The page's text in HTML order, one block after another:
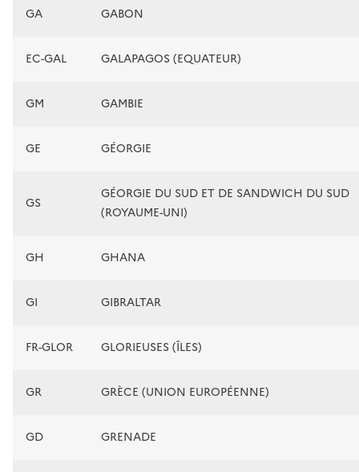
GA GABON
EC-GAL GALAPAGOS (EQUATEUR)
GM GAMBIE
GE GÉORGIE
GS
GÉORGIE DU SUD ET DE SANDWICH DU SUD
(ROYAUME-UNI)
GH GHANA
GI GIBRALTAR
FR-GLOR GLORIEUSES (ÎLES)
GR GRÈCE (UNION EUROPÉENNE)
GD GRENADE